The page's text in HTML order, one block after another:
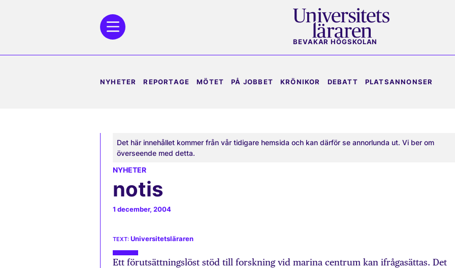
BEVAKAR HÖGSKOLAN
NYHETER REPORTAGE MÖTET PÅ JOBBET KRÖNIKOR DEBATT PLATSANNONSER
Det här innehållet kommer från vår tidigare hemsida och kan därför se annorlunda ut. Vi ber om
överseende med detta.
NYHETER
notis
1 december, 2004
Universitetsläraren
Ett förutsättningslöst stöd till forskning vid marina centrum kan ifrågasättas. Det